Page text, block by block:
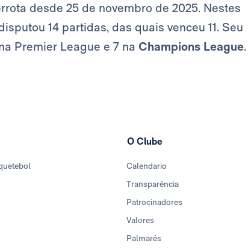
desde 25 de novembro de 2025. Nestes
14 partidas, das quais venceu 11. Seu
Premier League e 7 na Champions League.
O Clube
Calendario
Transparência
Patrocinadores
Valores
Palmarés